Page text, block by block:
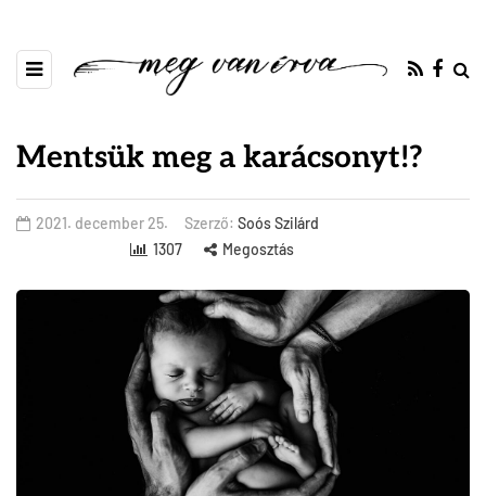
Mentsük meg a karácsonyt!?
2021. december 25. Szerző: Soós Szilárd
1307
Megosztás